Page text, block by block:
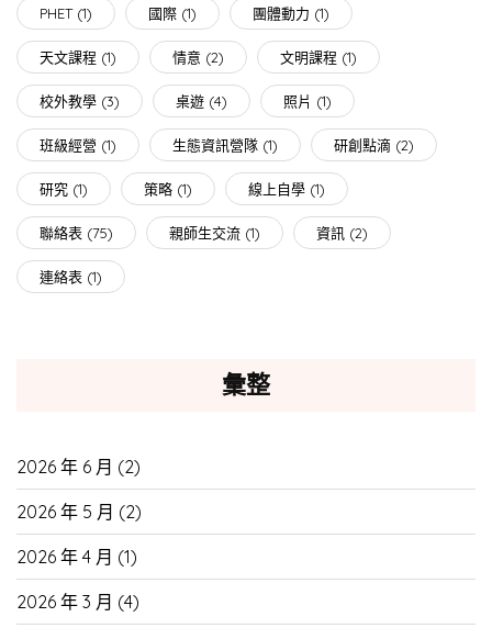
PHET(1) 國際 (1) 團體動力 (1)
天文課程 (1) 情意 (2) 文明課程 (1)
校外教學 (3) 桌遊 (4) 照片 (1)
班級經營 (1) 生態資訊營隊 (1) 研創點滴 (2)
研究 (1) 策略 (1) 線上自學 (1)
聯絡表 (75) 親師生交流 (1) 資訊 (2)
連絡表 (1)
彙整
2026 年 6 月 (2)
2026 年 5 月 (2)
2026 年 4 月 (1)
2026 年 3 月 (4)